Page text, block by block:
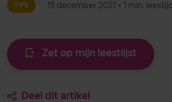
TIPS 15 december 2021 • 1 min. leestijd
Zet op mijn leestlijst
Deel dit artikel